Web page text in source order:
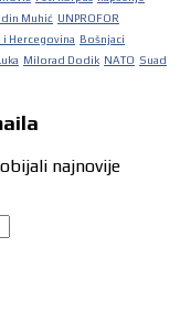
Muhić UNPROFOR
i Hercegovina Bošnjaci
Milorad Dodik NATO Suad
najnovije